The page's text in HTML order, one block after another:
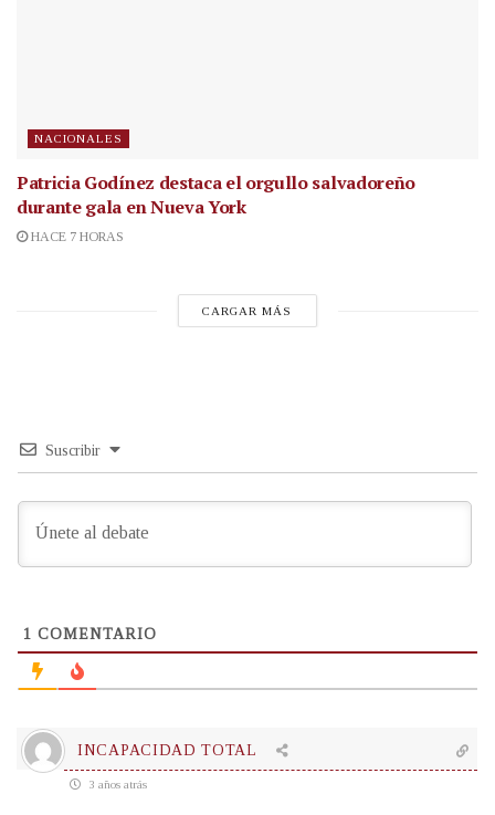
NACIONALES
Patricia Godínez destaca el orgullo salvadoreño
durante gala en Nueva York
HACE 7 HORAS
CARGAR MÁS
Suscribir
1 COMENTARIO
INCAPACIDAD TOTAL
3 años atrás